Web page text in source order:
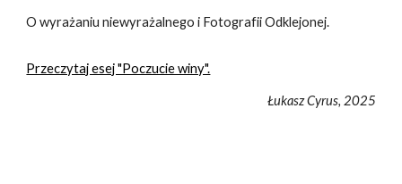
O wyrażaniu niewyrażalnego i Fotografii Odklejonej.
Przeczytaj esej "Poczucie winy".
Łukasz Cyrus, 2025